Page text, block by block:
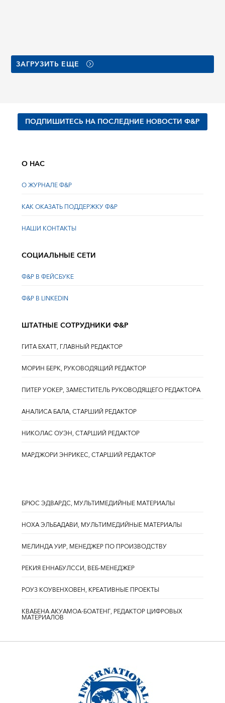
ЗАГРУЗИТЬ ЕЩЕ
ПОДПИШИТЕСЬ НА ПОСЛЕДНИЕ НОВОСТИ Ф&Р
О НАС
О ЖУРНАЛЕ Ф&Р
КАК ОКАЗАТЬ ПОДДЕРЖКУ Ф&Р
НАШИ КОНТАКТЫ
СОЦИАЛЬНЫЕ СЕТИ
Ф&Р В ФЕЙСБУКЕ
Ф&Р В LINKEDIN
ШТАТНЫЕ СОТРУДНИКИ Ф&Р
ГИТА БХАТТ, ГЛАВНЫЙ РЕДАКТОР
МОРИН БЕРК, РУКОВОДЯЩИЙ РЕДАКТОР
ПИТЕР УОКЕР, ЗАМЕСТИТЕЛЬ РУКОВОДЯЩЕГО РЕДАКТОРА
АНАЛИСА БАЛА, СТАРШИЙ РЕДАКТОР
НИКОЛАС ОУЭН, СТАРШИЙ РЕДАКТОР
МАРДЖОРИ ЭНРИКЕС, СТАРШИЙ РЕДАКТОР
БРЮС ЭДВАРДС, МУЛЬТИМЕДИЙНЫЕ МАТЕРИАЛЫ
НОХА ЭЛЬБАДАВИ, МУЛЬТИМЕДИЙНЫЕ МАТЕРИАЛЫ
МЕЛИНДА УИР, МЕНЕДЖЕР ПО ПРОИЗВОДСТВУ
РЕКИЯ ЕННАБУЛССИ, ВЕБ-МЕНЕДЖЕР
РОУЗ КОУВЕНХОВЕН, КРЕАТИВНЫЕ ПРОЕКТЫ
КВАБЕНА АКУАМОА-БОАТЕНГ, РЕДАКТОР ЦИФРОВЫХ
МАТЕРИАЛОВ